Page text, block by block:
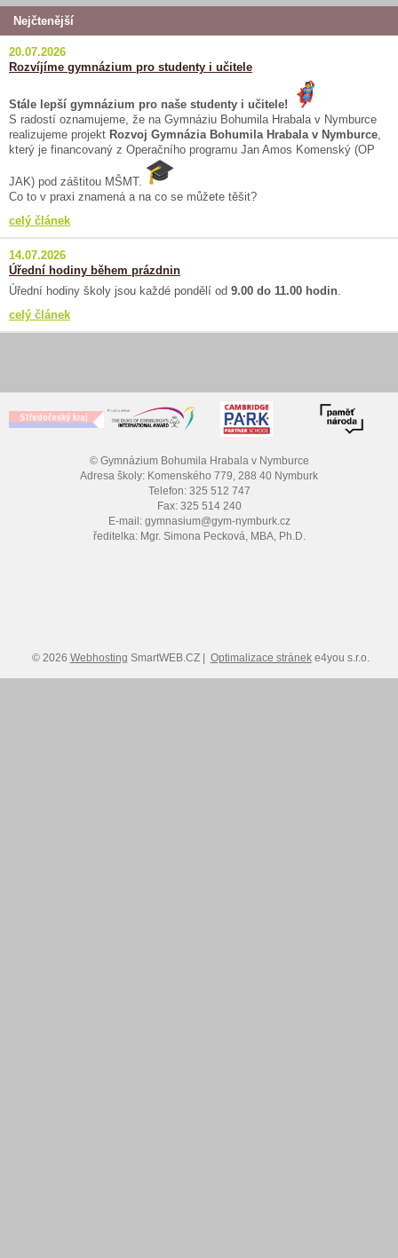
Nejčtenější
20.07.2026
Rozvíjíme gymnázium pro studenty i učitele
Stále lepší gymnázium pro naše studenty i učitele!
S radostí oznamujeme, že na Gymnáziu Bohumila Hrabala v Nymburce
realizujeme projekt Rozvoj Gymnázia Bohumila Hrabala v Nymburce
který je financovaný z Operačního programu Jan Amos Komenský (OP
JAK) pod záštitou MŠMT.
Co to v praxi znamená a na co se můžete těšit?
celý článek
14.07.2026
Úřední hodiny během prázdnin
Úřední hodiny školy jsou každé pondělí od 9.00 do 11.00 hodin
celý článek
© Gymnázium Bohumila Hrabala v Nymburce
Adresa školy: Komenského 779, 288 40 Nymburk
Telefon: 325 512 747
Fax: 325 514 240
E-mail: gymnasium@gym-nymburk.cz
ředitelka: Mgr. Simona Pecková, MBA, Ph.D.
© 2026 Webhosting SmartWEB.CZ | Optimalizace stráneke4you s.r.o.